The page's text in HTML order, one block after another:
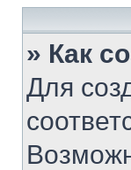
» Как
Для